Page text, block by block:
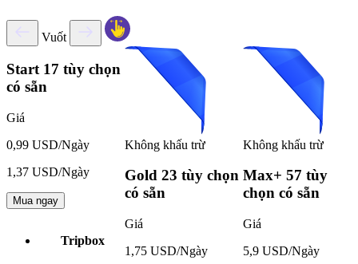
Vuốt
Start 17 tùy chọn
có sẵn
Giá
0,99 USD/Ngày
1,37 USD/Ngày
Mua ngay
Tripbox
Không khấu trừ
Gold 23 tùy chọn
có sẵn
Giá
1,75 USD/Ngày
Không khấu trừ
Max+ 57 tùy
chọn có sẵn
Giá
5,9 USD/Ngày